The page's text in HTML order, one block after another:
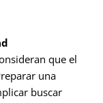
que el
una
buscar